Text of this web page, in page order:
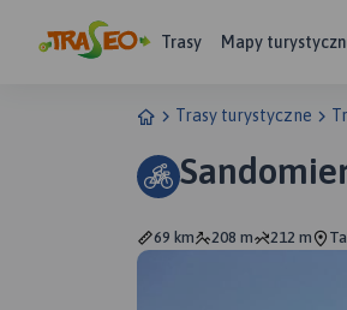
Trasy Mapy
Trasy turystyczne
69 km 208 m 212 m